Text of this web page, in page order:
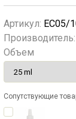
Артикул: EC05/
Производитель:
Объем
Сопутствующие